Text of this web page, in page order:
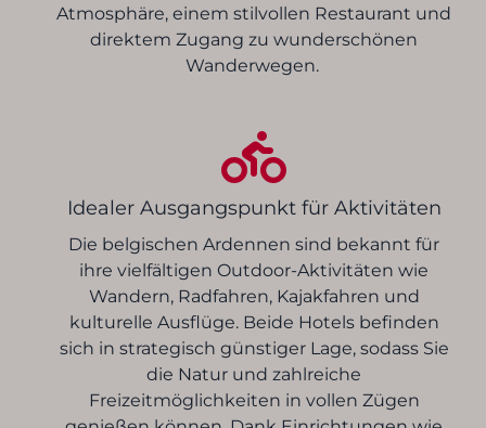
Atmosphäre, einem stilvollen Restaurant und
direktem Zugang zu wunderschönen
Wanderwegen.
Idealer Ausgangspunkt für Aktivitäten
Die belgischen Ardennen sind bekannt für
ihre vielfältigen Outdoor-Aktivitäten wie
Wandern, Radfahren, Kajakfahren und
kulturelle Ausflüge. Beide Hotels befinden
sich in strategisch günstiger Lage, sodass Sie
die Natur und zahlreiche
Freizeitmöglichkeiten in vollen Zügen